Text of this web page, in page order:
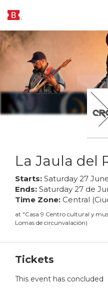
La Jaula del
Starts: Saturday 27
Ends: Saturday 27 de
Time Zone: Central
at "Casa 9 Centro cultural y
Lomas de circunvalación)
Tickets
This event has concluded